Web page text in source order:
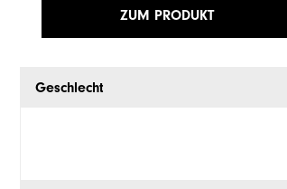
ZUM PRODUKT
Geschlecht